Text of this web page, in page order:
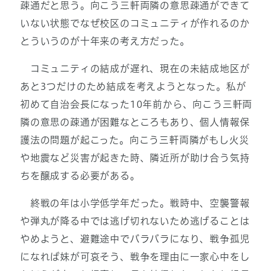
疎通だと思う。向こう三軒両隣の意思疎通ができて
いない状態でなぜ校区のコミュニティが作れるのか
とういうのが十年来の考え方だった。
コミュニティの結成が遅れ、現在の未結成地区が
あと3つだけのため結成を考えようとなった。私が
初めて自治会長になった10年前から、向こう三軒両
隣の意思の疎通が困難なところもあり、個人情報保
護法の問題が起こった。向こう三軒両隣がもし火災
や地震など災害が起きた時、隣近所が助け合う気持
ちを醸成する必要がある。
終戦の年は小学低学年だった。戦時中、空襲警報
や弾丸が降る中では逃げ切れないため逃げることは
やめようと、避難途中でバラバラになり、戦争孤児
になれば妹が可哀そう、戦争を理由に一家心中をし